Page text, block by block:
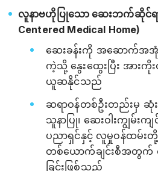
လူနာဗဟိုပြုသော ဆေးဘက်ဆိုင်ရ
Centered Medical Home)
ဆေးခန်းကို အဆောက်
ကဲ့သို့ နွေးထွေးပြီး အားကို
ယူဆနိုင်သည်
ဆရာဝန်တစ်ဦးတည်းမှ ဆုံ
သူနာပြု၊ ဆေးဝါးကျွမ်းက
ပညာရှင်နှင့် လူမှုဝန်ထမ်း
တစ်ယောက်ချင်းစီအတွက်
ခြင်းဖြစ်သည်